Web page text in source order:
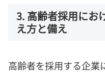
3. 高齢者採用にお
え方と備え
高齢者を採用する企業